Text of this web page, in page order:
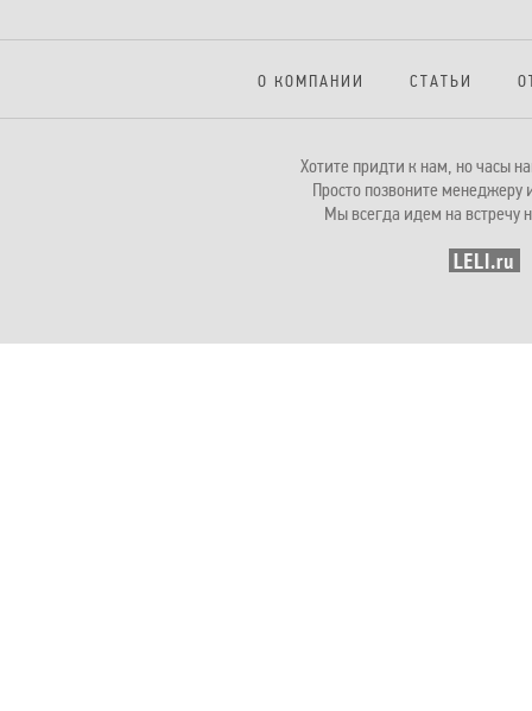
О КОМПАНИИ СТАТЬИ
Хотите придти к нам, но часы
Просто позвоните менеджеру
Мы всегда идем на встречу